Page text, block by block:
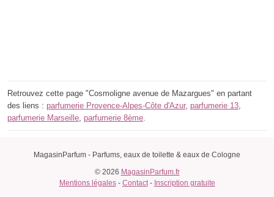
Retrouvez cette page "Cosmoligne avenue de Mazargues" en partant
des liens : parfumerie Provence-Alpes-Côte d'Azur, parfumerie 13
parfumerie Marseille parfumerie 8ème
MagasinParfum - Parfums, eaux de toilette & eaux de Cologne
© 2026 MagasinParfum.fr
Mentions légales- Contact- Inscription gratuite